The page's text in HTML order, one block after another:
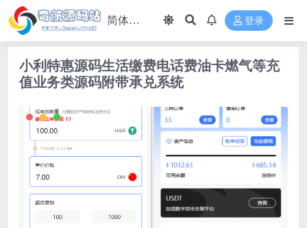
登录
小利特惠源码生活缴费电话费油卡燃气等充
值业务类源码附带承兑系统